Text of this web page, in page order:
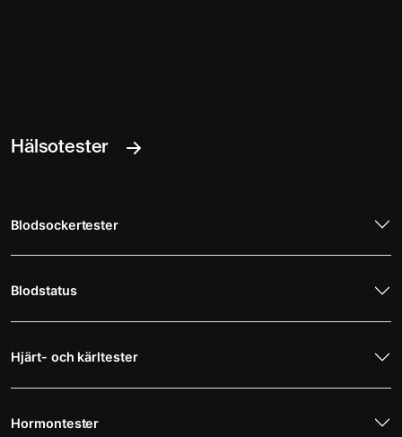
Hälsotester
Blodsockertester
Blodstatus
Hjärt- och kärltester
Hormontester